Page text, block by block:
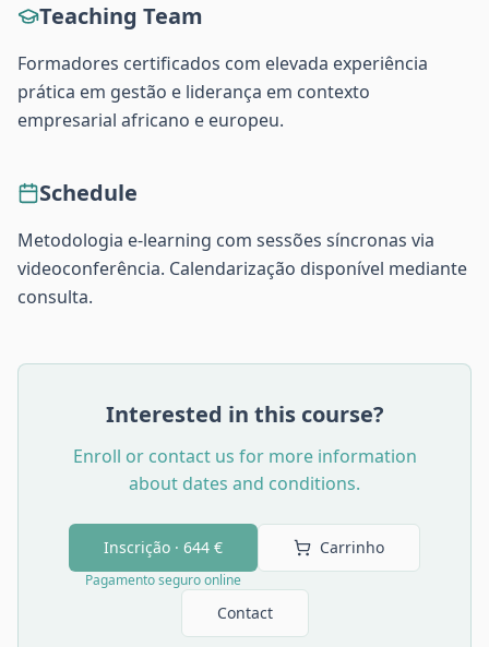
Teaching Team
Formadores certificados com elevada experiência
prática em gestão e liderança em contexto
empresarial africano e europeu.
Schedule
Metodologia e-learning com sessões síncronas via
videoconferência. Calendarização disponível mediante
consulta.
Interested in this course?
Enroll or contact us for more information
about dates and conditions.
Inscrição · 644 €
Pagamento seguro online
Carrinho
Contact